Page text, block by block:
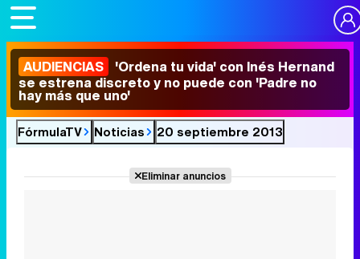
AUDIENCIAS 'Ordena tu vida' con Inés Hernand
se estrena discreto y no puede con 'Padre no
hay más que uno'
FórmulaTV Noticias 20 septiembre 2013
Eliminar anuncios